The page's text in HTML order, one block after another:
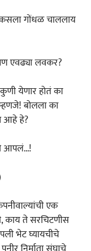
गोंधळ चाललाय
एवढ्या लवकर?
येणार होतं का
बोलला का
आहे हे?
आपलं...!
एक
काय ते सरचिटणीस
भेट घ्यायचीचे